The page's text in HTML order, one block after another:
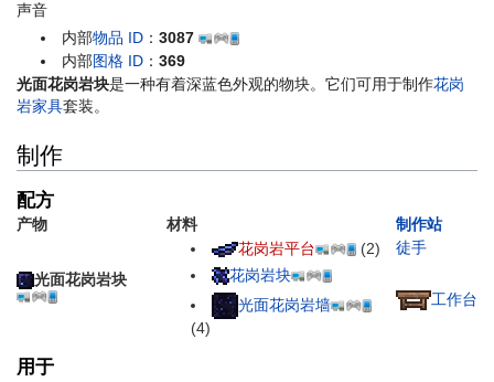
声音
内部物品 ID ：3087
内部图格 ID ：369
光面花岗岩块是一种有着深蓝色外观的物块。它们可用于制作花岗
岩家具套装。
制作
配方
产物 材料 制作站
光面花岗岩块
花岗岩平台 (2)
徒手
花岗岩块
工作台
光面花岗岩墙
(4)
用于